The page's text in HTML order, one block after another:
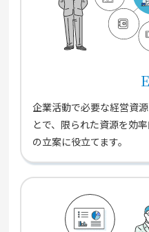
企業活動で必要な経営資
とで、限られた資源を効
の立案に役立てます。